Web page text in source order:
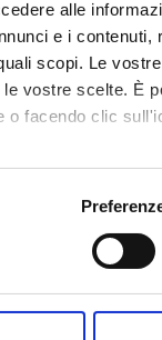
alle
e i
scopi. Le
vostre scelte. È
o facendo clic
anche:
sulla tua
in qualsiasi